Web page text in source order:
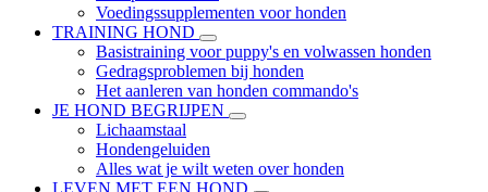
Voedingssupplementen voor honden
TRAINING HOND
Basistraining voor puppy's en volwassen honden
Gedragsproblemen bij honden
Het aanleren van honden commando's
JE HOND BEGRIJPEN
Lichaamstaal
Hondengeluiden
Alles wat je wilt weten over honden
LEVEN MET EEN HOND